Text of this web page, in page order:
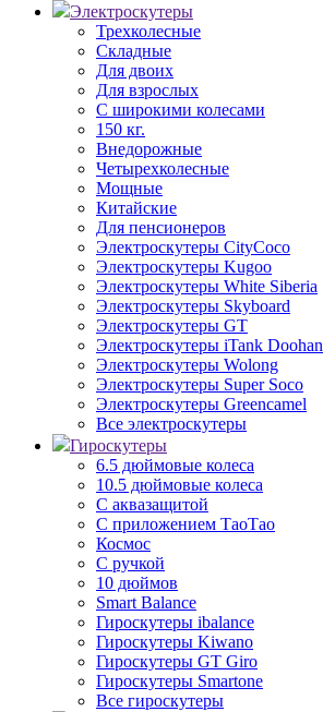
Электроскутеры
Трехколесные
Складные
Для двоих
Для взрослых
С широкими колесами
150 кг.
Внедорожные
Четырехколесные
Мощные
Китайские
Для пенсионеров
Электроскутеры CityCoco
Электроскутеры Kugoo
Электроскутеры White Siberia
Электроскутеры Skyboard
Электроскутеры GT
Электроскутеры iTank Doohan
Электроскутеры Wolong
Электроскутеры Super Soco
Электроскутеры Greencamel
Все электроскутеры
Гироскутеры
6.5 дюймовые колеса
10.5 дюймовые колеса
С аквазащитой
С приложением ТаоТао
Космос
С ручкой
10 дюймов
Smart Balance
Гироскутеры ibalance
Гироскутеры Kiwano
Гироскутеры GT Giro
Гироскутеры Smartone
Все гироскутеры